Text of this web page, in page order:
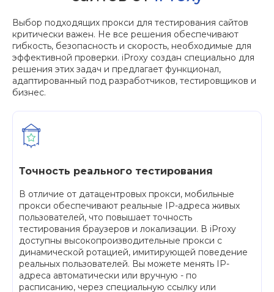
Выбор подходящих прокси для тестирования сайтов
критически важен. Не все решения обеспечивают
гибкость, безопасность и скорость, необходимые для
эффективной проверки. iProxy создан специально для
решения этих задач и предлагает функционал,
адаптированный под разработчиков, тестировщиков и
бизнес.
Точность реального тестирования
В отличие от датацентровых прокси, мобильные
прокси обеспечивают реальные IP-адреса живых
пользователей, что повышает точность
тестирования браузеров и локализации. В iProxy
доступны высокопроизводительные прокси с
динамической ротацией, имитирующей поведение
реальных пользователей. Вы можете менять IP-
адреса автоматически или вручную - по
расписанию, через специальную ссылку или